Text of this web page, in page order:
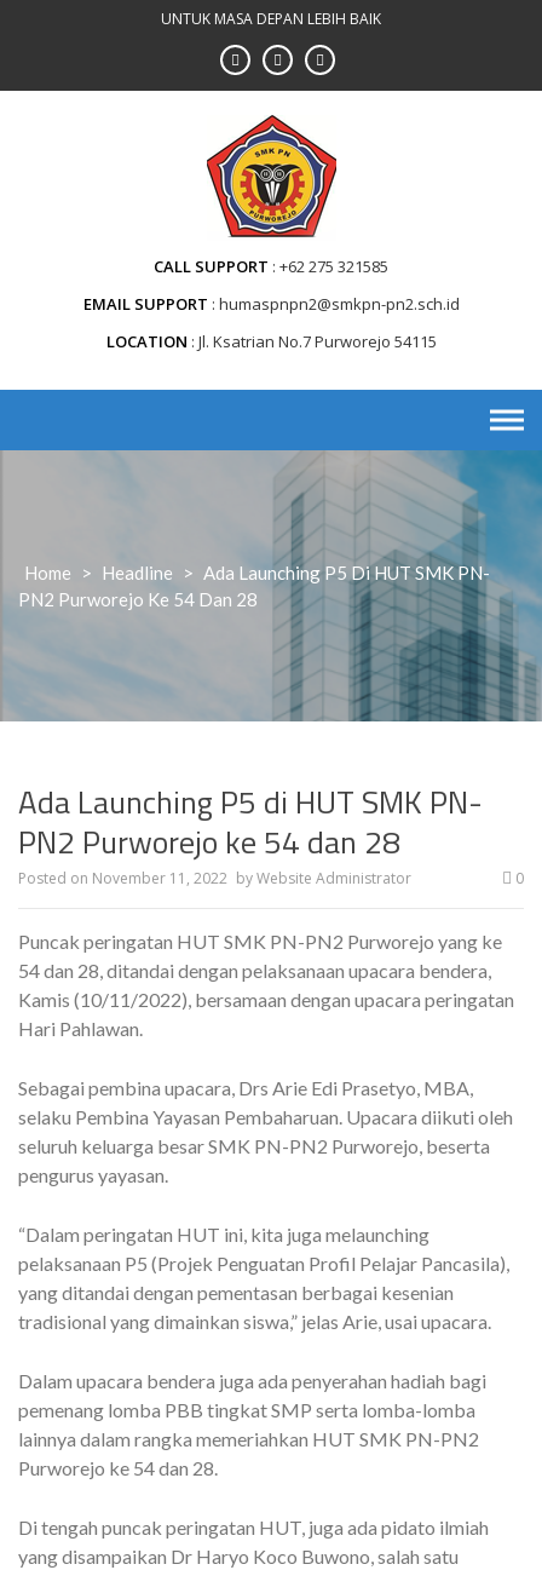
UNTUK MASA DEPAN LEBIH BAIK
CALL SUPPORT +62 275 321585
EMAIL SUPPORT humaspnpn2@smkpn-pn2.sch.id
LOCATION Jl. Ksatrian No.7 Purworejo 54115
Home > Headline > Ada Launching P5 Di HUT SMK PN-
PN2 Purworejo Ke 54 Dan 28
Ada Launching P5 di HUT SMK PN-
PN2 Purworejo ke 54 dan 28
Posted on November 11, 2022 byWebsite Administrator 0
Puncak peringatan HUT SMK PN-PN2 Purworejo yang ke
54 dan 28, ditandai dengan pelaksanaan upacara bendera,
Kamis (10/11/2022), bersamaan dengan upacara peringatan
Hari Pahlawan.
Sebagai pembina upacara, Drs Arie Edi Prasetyo, MBA,
selaku Pembina Yayasan Pembaharuan. Upacara diikuti oleh
seluruh keluarga besar SMK PN-PN2 Purworejo, beserta
pengurus yayasan.
“Dalam peringatan HUT ini, kita juga melaunching
pelaksanaan P5 (Projek Penguatan Profil Pelajar Pancasila),
yang ditandai dengan pementasan berbagai kesenian
tradisional yang dimainkan siswa,” jelas Arie, usai upacara.
Dalam upacara bendera juga ada penyerahan hadiah bagi
pemenang lomba PBB tingkat SMP serta lomba-lomba
lainnya dalam rangka memeriahkan HUT SMK PN-PN2
Purworejo ke 54 dan 28.
Di tengah puncak peringatan HUT, juga ada pidato ilmiah
yang disampaikan Dr Haryo Koco Buwono, salah satu